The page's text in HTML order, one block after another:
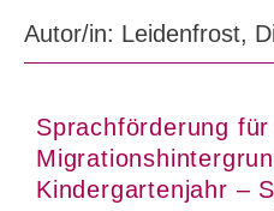
Autor/in: Leidenfrost,
Sprachförderung
Kindergartenjahr –